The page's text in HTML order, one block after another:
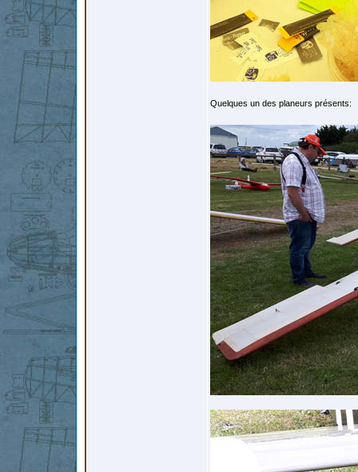
Quelques un des planeurs présents: